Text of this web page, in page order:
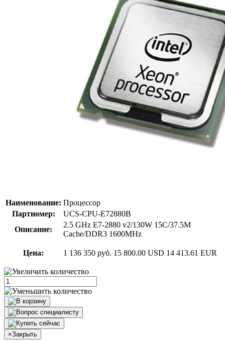
Наименование: Процессор
Партномер:
UCS-CPU-E72880B
Описание:
2.5 GHz E7-2880 v2/130W 15C/37.5M
Cache/DDR3 1600MHz
Цена: 1 136 350 руб. 15 800.00 USD 14 413.61 EUR
×Закрыть